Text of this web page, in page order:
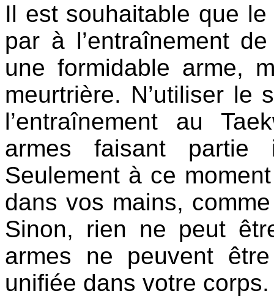
Il est souhaitable que
par à l’entraînement
une formidable arme,
meurtrière. N’utiliser le
l’entraînement au
armes faisant partie
Seulement à ce
dans vos mains,
Sinon, rien ne peut
armes ne peuvent
unifiée dans votre corps.